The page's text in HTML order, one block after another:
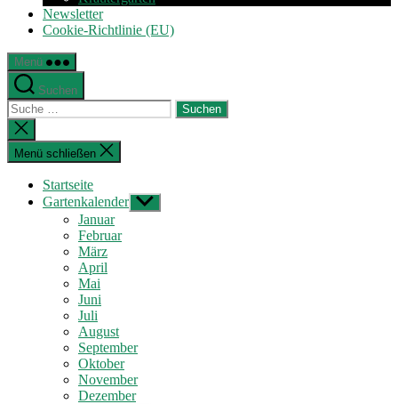
Newsletter
Cookie-Richtlinie (EU)
Menü
Suchen
Suche
nach:
Suche
schließen
Menü schließen
Startseite
Gartenkalender Untermenü
anzeigen
Januar
Februar
März
April
Mai
Juni
Juli
August
September
Oktober
November
Dezember